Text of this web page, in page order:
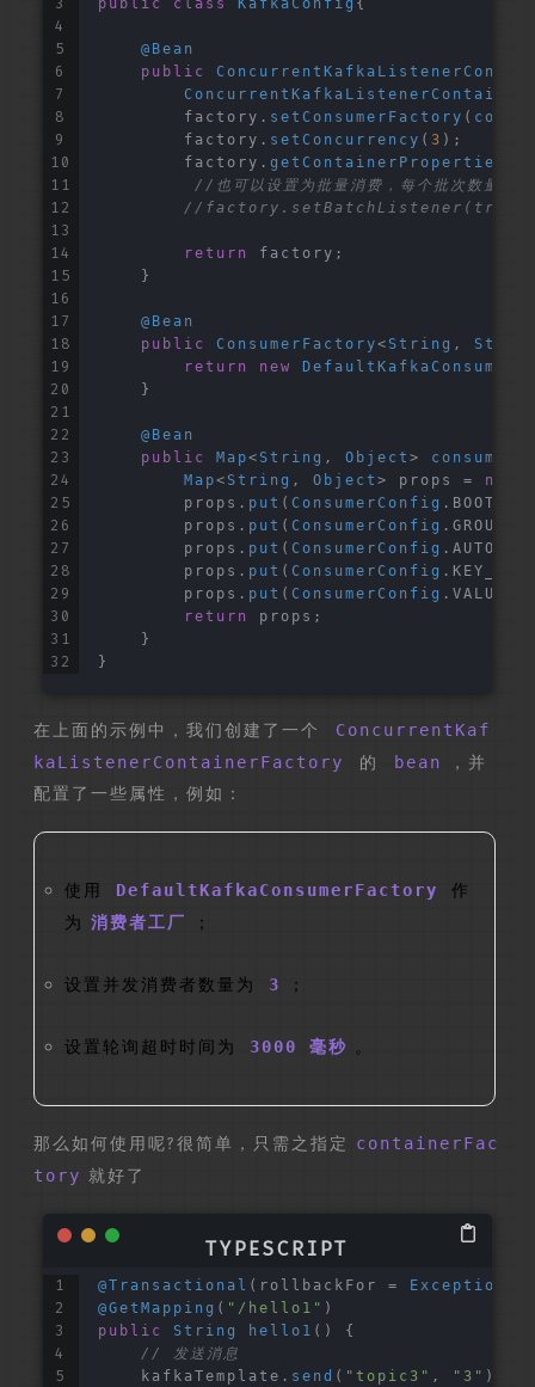
public class KafkaConfig {
@Bean
public
factory. setConsumerFactory (
factory. setConcurrency ( 3 );
factory. getContainerProperties
//也可以设置为批量消费，每个批次数量在
//
return
factory;
}
@Bean
public
ConsumerFactory< String ,
return
new
}
@Bean
public
Map< String , Object >
Map< String , Object > props = new
props. put ( ConsumerConfig .
props. put ( ConsumerConfig .
props. put ( ConsumerConfig .
props. put ( ConsumerConfig .
props. put ( ConsumerConfig .
return
props;
}
}
在上面的示例中，我们创建了一个
ConcurrentKaf
kaListenerContainerFactory
的 bean
，并
配置了一些属性，例如：
使用 DefaultKafkaConsumerFactory
作
为 消费者工厂 ；
设置并发消费者数量为 3 ；
设置轮询超时时间为 3000 毫秒 。
那么如何使用呢?很简单，只需之指定
containerFac
tory 就好了
@Transactional (rollbackFor = Exception
@GetMapping ( "/hello1" )
public
String hello1 ( ) {
// 发送消息
kafkaTemplate. send ( "topic3" , "3" );